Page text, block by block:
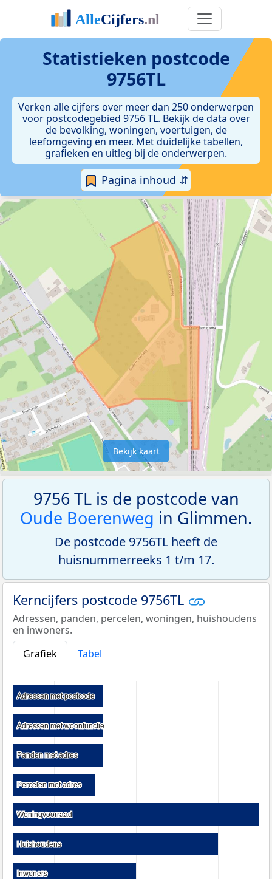
Statistieken postcode
9756TL
Verken alle cijfers over meer dan 250 onderwerpen
voor postcodegebied 9756 TL. Bekijk de data over
de bevolking, woningen, voertuigen, de
leefomgeving en meer. Met duidelijke tabellen,
grafieken en uitleg bij de onderwerpen.
Pagina inhoud ⇵
Bekijk kaart
9756 TL is de postcode van
Oude Boerenweg in Glimmen.
De postcode 9756TL heeft de
huisnummerreeks 1 t/m 17.
Kerncijfers postcode 9756TL
Adressen, panden, percelen, woningen, huishoudens
en inwoners.
Grafiek
Tabel
Adressen met postcode
Adressen met postcode
Adressen met woonfunctie
Adressen met woonfunctie
Panden met adres
Panden met adres
Percelen met adres
Percelen met adres
Woningvoorraad
Woningvoorraad
Huishoudens
Huishoudens
Inwoners
Inwoners